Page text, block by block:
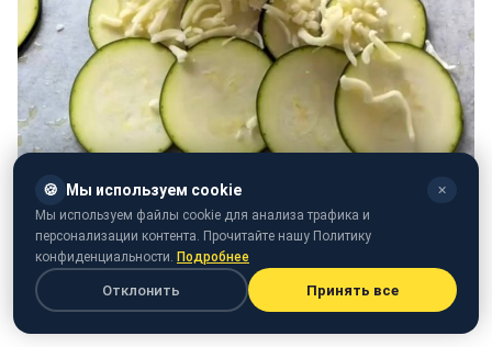
🍪 Мы используем cookie ✕
Мы используем файлы cookie для анализа трафика и
персонализации контента. Прочитайте нашу Политику
конфиденциальности. Подробнее
Отклонить Принять все